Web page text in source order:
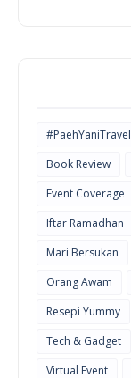
#PaehYaniTravel
Book Review
Event Coverage
Iftar Ramadhan
Mari Bersukan
Orang Awam
Resepi Yummy
Tech & Gadget
Virtual Event